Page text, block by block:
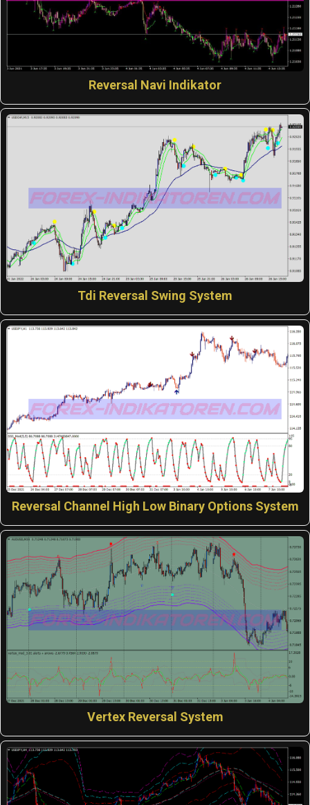
Reversal Navi Indikator
Tdi Reversal Swing System
Reversal Channel High Low Binary Options System
Vertex Reversal System